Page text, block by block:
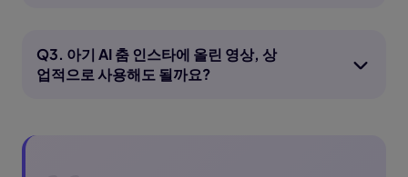
Q3. 아기 AI 춤 인스타에 올린 영상, 상
업적으로 사용해도 될까요?